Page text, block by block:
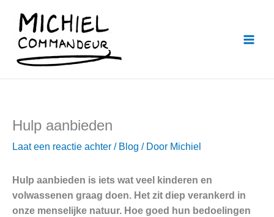
Hulp aanbieden
Laat een reactie achter / Blog / Door Michiel
Hulp aanbieden is iets wat veel kinderen en
volwassenen graag doen. Het zit diep verankerd in
onze menselijke natuur. Hoe goed hun bedoelingen